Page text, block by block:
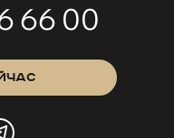
66 00